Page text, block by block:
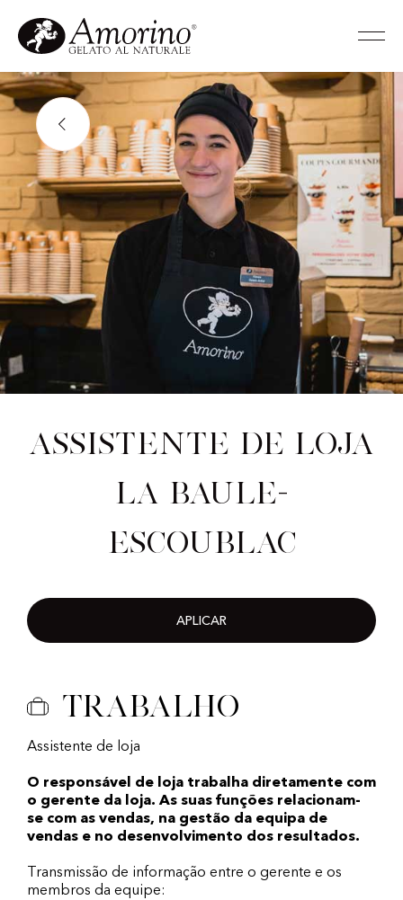
Assistente de loja
La Baule-
Escoublac
APLICAR
Trabalho
Assistente de loja
O responsável de loja trabalha diretamente com
o gerente da loja. As suas funções relacionam-
se com as vendas, na gestão da equipa de
vendas e no desenvolvimento dos resultados.
Transmissão de informação entre o gerente e os
membros da equipe: